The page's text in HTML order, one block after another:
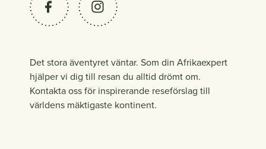
Det stora äventyret väntar. Som din Afrikaexpert
hjälper vi dig till resan du alltid drömt om.
Kontakta oss för inspirerande reseförslag till
världens mäktigaste kontinent.